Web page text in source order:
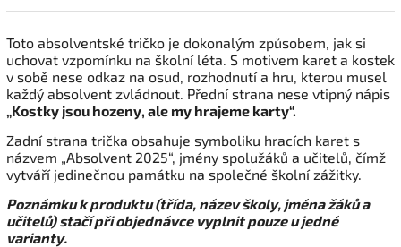
Toto absolventské tričko je dokonalým způsobem, jak si
uchovat vzpomínku na školní léta. S motivem karet a kostek
v sobě nese odkaz na osud, rozhodnutí a hru, kterou musel
každý absolvent zvládnout. Přední strana nese vtipný nápis
„Kostky jsou hozeny, ale my hrajeme karty“.
Zadní strana trička obsahuje symboliku hracích karet s
názvem „Absolvent 2025“, jmény spolužáků a učitelů, čímž
vytváří jedinečnou památku na společné školní zážitky.
Poznámku k produktu (třída, název školy, jména žáků a
učitelů) stačí při objednávce vyplnit pouze u jedné
varianty.